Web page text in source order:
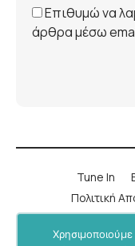
Επιθυμώ να
άρθρα μέσω
Tune In
Πολιτική